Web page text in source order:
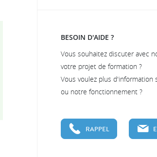
BESOIN D'AIDE ?
Vous souhaitez discuter avec
votre projet de formation ?
Vous voulez plus d'information
ou notre fonctionnement ?
RAPPEL